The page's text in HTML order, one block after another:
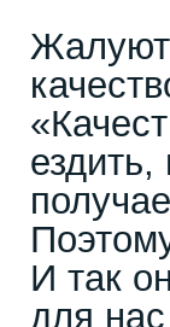
И так
для